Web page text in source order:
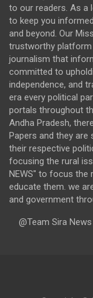
to our readers. As a
to keep you
and beyond. Our
trustworthy platform
journalism that
committed to
independence, and
era every political
portals throughout
Andha Pradesh,
Papers and they
their respective
focusing the rural
NEWS" to focus the
educate them. we
and government
@Team Sira News